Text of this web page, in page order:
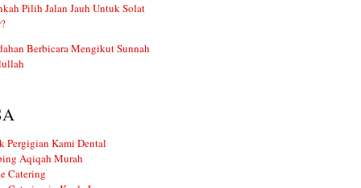
Pilih Jalan Jauh Untuk Solat
Berbicara Mengikut Sunnah
Pergigian Kami Dental
Aqiqah Murah
Catering